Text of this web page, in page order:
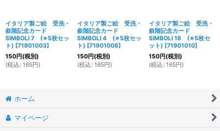
イタリア製ご絵 受洗・
叙階記念カード
SIMBOLI 7 (※5枚セッ
ト) [71901003]
150円(税別)
(税込 : 165円)
イタリア製ご絵 受洗・
叙階記念カード
SIMBOLI 4 (※5枚セッ
ト) [71901006]
150円(税別)
(税込 : 165円)
イタリア製ご絵 受洗・
叙階記念カード
SIMBOLI 18 (※5枚セ
ット) [71901010]
150円(税別)
(税込 : 165円)
ホーム
マイページ